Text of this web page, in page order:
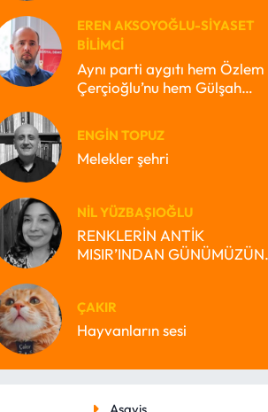
EREN AKSOYOĞLU-SIYASET
BILIMCI
Aynı parti aygıtı hem Özlem
Çerçioğlu’nu hem Gülşah
ENGIN TOPUZ
Melekler şehri
NIL YÜZBAŞIOĞLU
RENKLERİN ANTİK
MISIR’INDAN GÜNÜMÜZÜN
ÇAKIR
Hayvanların sesi
Asayiş